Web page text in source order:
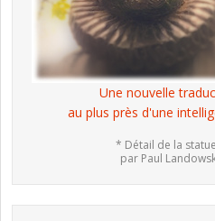
Une nouvelle
au plus près d'une
* Détail de la
par Paul